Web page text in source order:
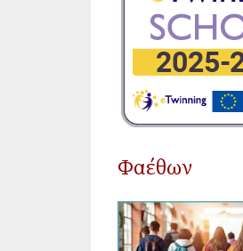
Φαέθων